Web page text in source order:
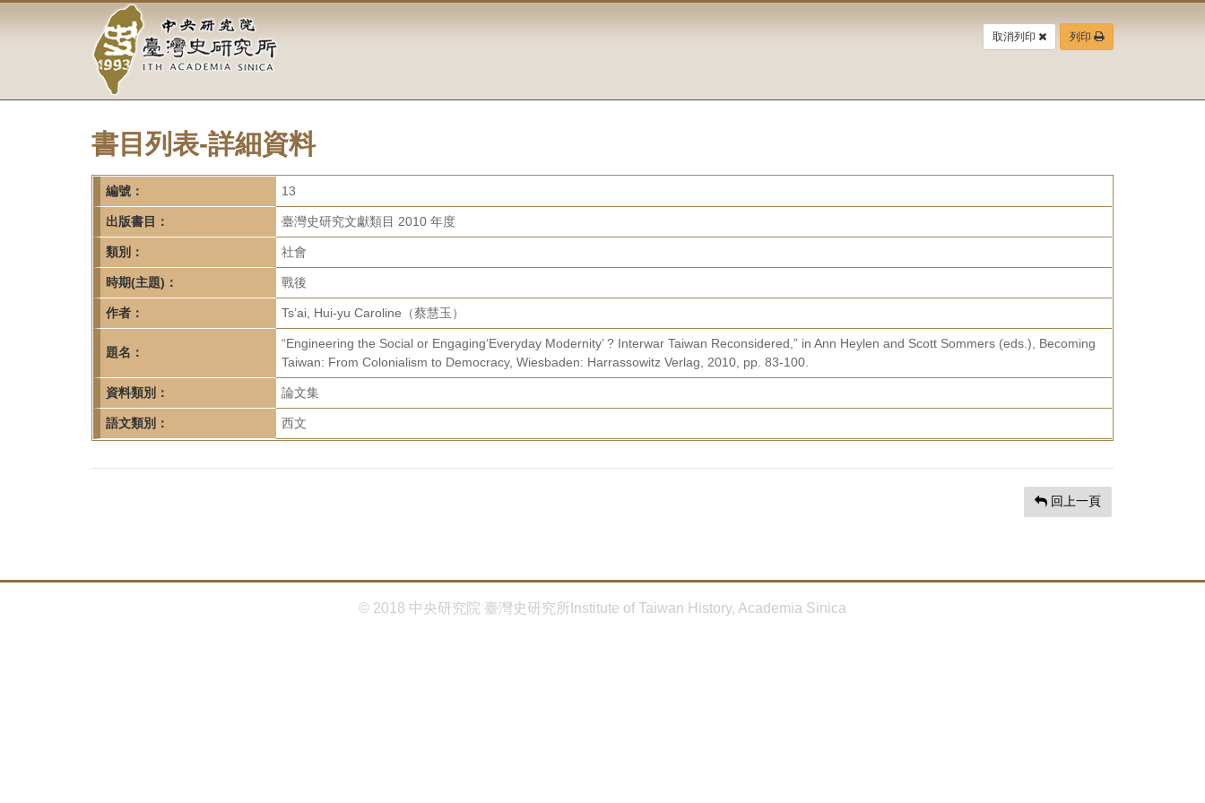
容
中
央
研
究
院-
臺
灣
史
研
究
所-
首
頁
取消列印 列印
書目列表-詳細資料
編號： 13
出版書目： 臺灣史研究文獻類目 2010 年度
類別： 社會
時期(主題)： 戰後
作者： Ts’ai, Hui-yu Caroline（蔡慧玉）
題名：
“Engineering the Social or Engaging‘Everyday Modernity’ ? Interwar Taiwan Reconsidered,” in Ann Heylen and Scott Sommers (eds.), Becoming
Taiwan: From Colonialism to Democracy, Wiesbaden: Harrassowitz Verlag, 2010, pp. 83-100.
資料類別： 論文集
語文類別： 西文
回上一頁
© 2018 中央研究院 臺灣史研究所Institute of Taiwan History, Academia Sinica